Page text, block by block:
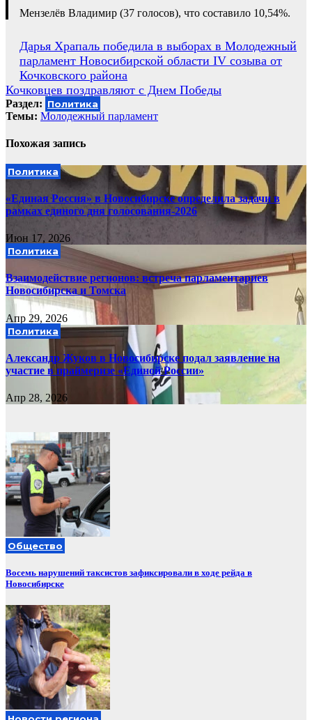
Мензелёв Владимир (37 голосов), что составило 10,54%.
Навигация
по
записям
Дарья Храпаль победила в выборах в Молодежный
парламент Новосибирской области IV созыва от
Кочковского района
Кочковцев поздравляют с Днем Победы
Раздел: Политика
Темы: Молодежный парламент
Похожая запись
Политика
«Единая Россия» в Новосибирске определила задачи в
рамках единого дня голосования-2026
Июн 17, 2026
Политика
Взаимодействие регионов: встреча парламентариев
Новосибирска и Томска
Апр 29, 2026
Политика
Александр Жуков в Новосибирске подал заявление на
участие в праймеризе «Единой России»
Апр 28, 2026
Общество
Восемь нарушений таксистов зафиксировали в ходе рейда в
Новосибирске